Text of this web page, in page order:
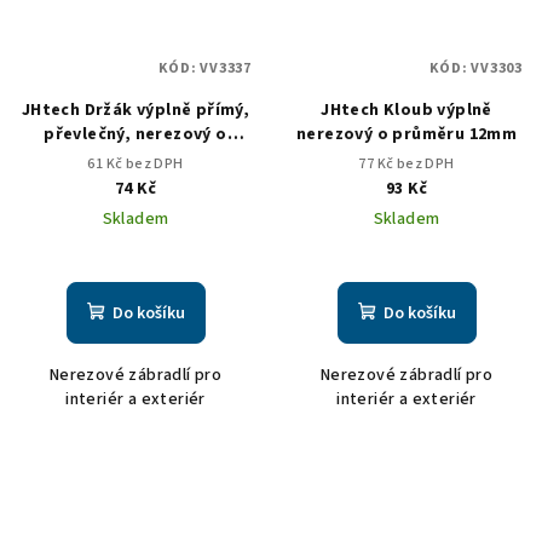
JHtech Držák výplně přímý,
převlečný, nerezový o
průměru 12 mm pro jekl
61 Kč bez DPH
74 Kč
Skladem
Do košíku
Nerezové zábradlí pro
interiér a exteriér
KÓD:VV3337
JHtech Kloub výplně
nerezový o průměru 12mm
77 Kč bez DPH
93 Kč
Skladem
Do košíku
Nerezové zábradlí pro
interiér a exteriér
KÓD:VV3303